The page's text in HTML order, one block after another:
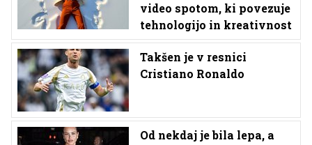
video spotom, ki povezuje
tehnologijo in kreativnost
Takšen je v resnici
Cristiano Ronaldo
Od nekdaj je bila lepa, a